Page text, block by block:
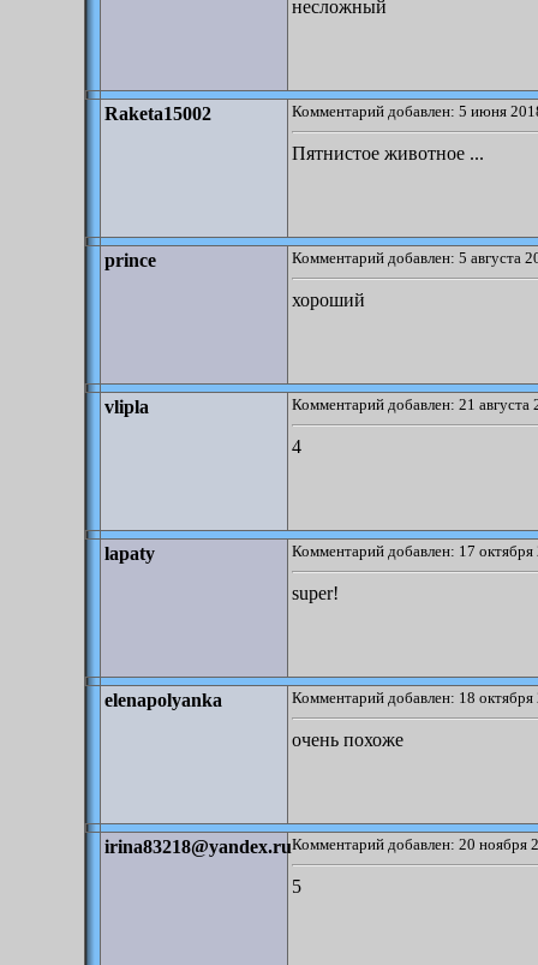
несложный
Raketa15002 Комментарий добавлен: 5 июня
Пятнистое животное ...
prince Комментарий добавлен: 5 августа
хороший
vlipla Комментарий добавлен: 21 августа
4
lapaty Комментарий добавлен: 17
super!
elenapolyanka Комментарий добавлен: 18
очень похоже
irina83218@yandex.ruКомментарий добавлен: 20 ноября
5